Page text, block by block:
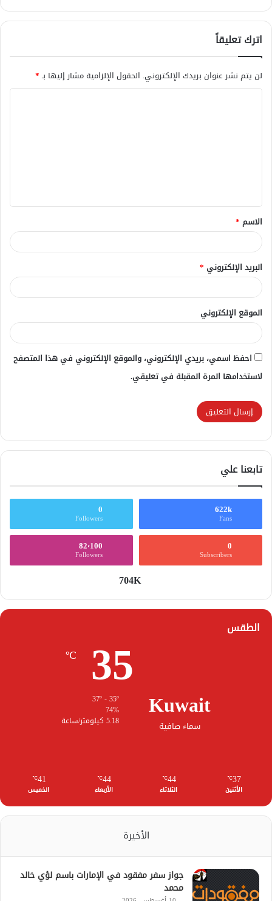
اترك تعليقاً
لن يتم نشر عنوان بريدك الإلكتروني. الحقول الإلزامية مشار إليها بـ*
ق
*
الاسم *
البريد الإلكتروني *
الموقع الإلكتروني
احفظ اسمي، بريدي الإلكتروني، والموقع الإلكتروني في هذا المتصفح
لاستخدامها المرة المقبلة في تعليقي.
تابعنا علي
622k
Fans
0
Followers
0
Subscribers
82٬100
Followers
704K
الطقس
Kuwait
سماء صافية
35
℃
74%
5.18 كيلومتر/ساعة
37
℃
الأثنين
44
℃
الثلاثاء
44
℃
الأربعاء
41
℃
الخميس
الأخيرة
جواز سفر مفقود في الإمارات باسم لؤي خالد
محمد